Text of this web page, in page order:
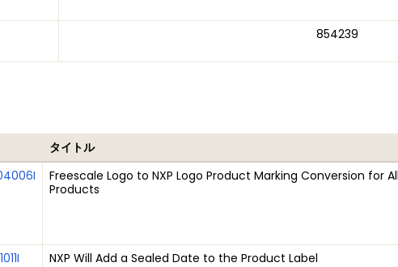
854239
タイトル
Freescale Logo to NXP Logo Product Marking Conversion for
Products
NXP Will Add a Sealed Date to the Product Label